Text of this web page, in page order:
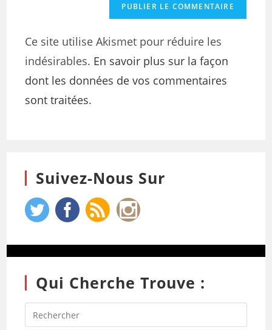
Ce site utilise Akismet pour réduire les
indésirables. En savoir plus sur la façon
dont les données de vos commentaires
sont traitées.
Suivez-Nous Sur
Qui Cherche Trouve :